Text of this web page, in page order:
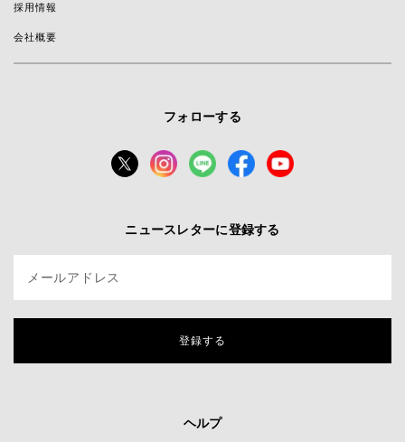
採用情報
会社概要
フォローする
ニュースレターに登録する
メールアドレス
登録する
ヘルプ